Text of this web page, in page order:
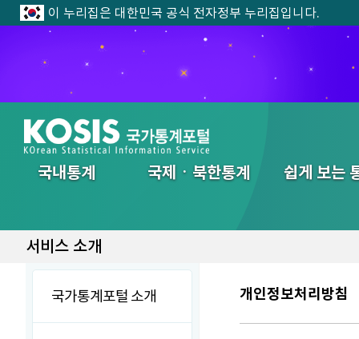
이 누리집은 대한민국 공식 전자정부 누리집입니다.
국내통계 국제ㆍ북한통계 쉽게 보는
서비스 소개
국가통계포털 소개 개인정보처리방침